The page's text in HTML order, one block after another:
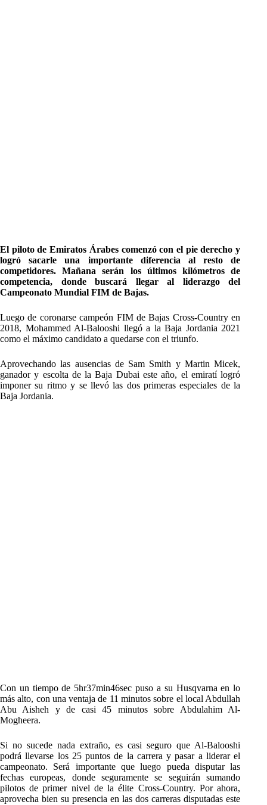
El piloto de Emiratos Árabes comenzó con el pie derecho y
logró sacarle una importante diferencia al resto de
competidores. Mañana serán los últimos kilómetros de
competencia, donde buscará llegar al liderazgo del
Campeonato Mundial FIM de Bajas.
Luego de coronarse campeón FIM de Bajas Cross-Country en
2018, Mohammed Al-Balooshi llegó a la Baja Jordania 2021
como el máximo candidato a quedarse con el triunfo.
Aprovechando las ausencias de Sam Smith y Martin Micek,
ganador y escolta de la Baja Dubai este año, el emiratí logró
imponer su ritmo y se llevó las dos primeras especiales de la
Baja Jordania.
Con un tiempo de 5hr37min46sec puso a su Husqvarna en lo
más alto, con una ventaja de 11 minutos sobre el local Abdullah
Abu Aisheh y de casi 45 minutos sobre Abdulahim Al-
Mogheera.
Si no sucede nada extraño, es casi seguro que Al-Balooshi
podrá llevarse los 25 puntos de la carrera y pasar a liderar el
campeonato. Será importante que luego pueda disputar las
fechas europeas, donde seguramente se seguirán sumando
pilotos de primer nivel de la élite Cross-Country. Por ahora,
aprovecha bien su presencia en las dos carreras disputadas este